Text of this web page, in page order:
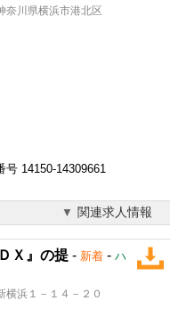
奈川県横浜市港北区
14150-14309661
関連求人情報
Ｘ』の提 - 新着 - ハ
浜１－１４－２０